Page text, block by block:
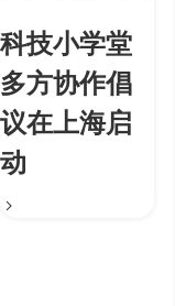
科技小学堂
多方协作倡
议在上海启
动